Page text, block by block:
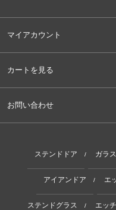
マイアカウント
カートを見る
お問い合わせ
ステンドドア / ガラ
アイアンドア / エ
ステンドグラス / エッ